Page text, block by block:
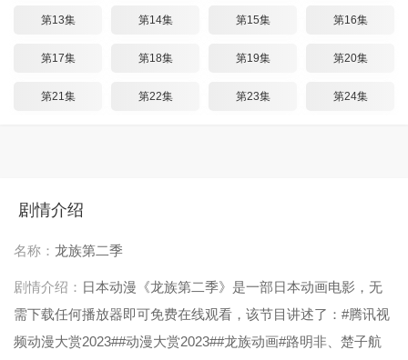
第13集 第14集 第15集 第16集
第17集 第18集 第19集 第20集
第21集 第22集 第23集 第24集
剧情介绍
名称： 龙族第二季
剧情介绍： 日本动漫《龙族第二季》是一部日本动画电影，无
需下载任何播放器即可免费在线观看，该节目讲述了：#腾讯视
频动漫大赏2023##动漫大赏2023##龙族动画#路明非、楚子航